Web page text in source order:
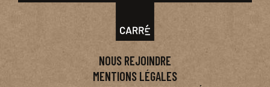
NOUS REJOINDRE
MENTIONS LÉGALES